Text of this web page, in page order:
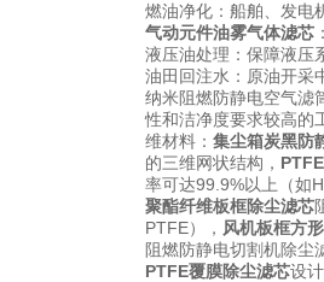
燃油净化：船舶、发电
气动元件油雾气体滤芯
液压油处理：保障液压
油田回注水：原油开采
纳米阻燃防静电空气滤
性和洁净度要求较高的
维材料： 集尘箱炭黑防
的三维网状结构，
率可达99.9%以上（如
聚酯纤维板框除尘滤芯
PTFE）， 风机板框方
阻燃防静电切割机除尘
PTFE覆膜除尘滤芯设